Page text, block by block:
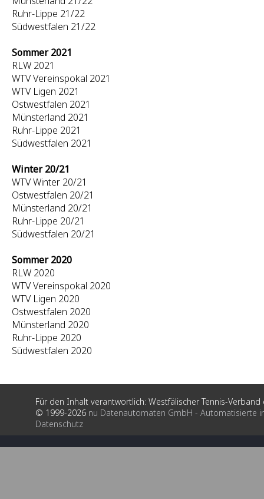
Ruhr-Lippe 21/22
Südwestfalen 21/22
Sommer 2021
RLW 2021
WTV Vereinspokal 2021
WTV Ligen 2021
Ostwestfalen 2021
Münsterland 2021
Ruhr-Lippe 2021
Südwestfalen 2021
Winter 20/21
WTV Winter 20/21
Ostwestfalen 20/21
Münsterland 20/21
Ruhr-Lippe 20/21
Südwestfalen 20/21
Sommer 2020
RLW 2020
WTV Vereinspokal 2020
WTV Ligen 2020
Ostwestfalen 2020
Münsterland 2020
Ruhr-Lippe 2020
Südwestfalen 2020
Für den Inhalt verantwortlich: Westfälischer Tennis-Verband
© 1999-2026 nu Datenautomaten GmbH - Automatisierte
Datenschutz